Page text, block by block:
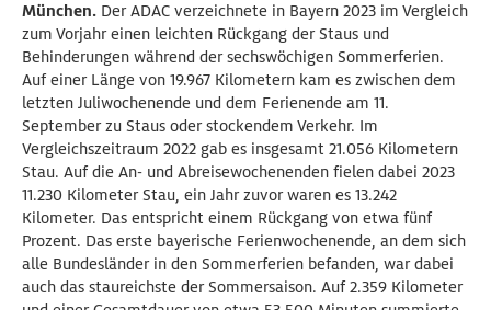
München. Der ADAC verzeichnete in Bayern 2023 im Vergleich
zum Vorjahr einen leichten Rückgang der Staus und
Behinderungen während der sechswöchigen Sommerferien.
Auf einer Länge von 19.967 Kilometern kam es zwischen dem
letzten Juliwochenende und dem Ferienende am 11.
September zu Staus oder stockendem Verkehr. Im
Vergleichszeitraum 2022 gab es insgesamt 21.056 Kilometern
Stau. Auf die An- und Abreisewochenenden fielen dabei 2023
11.230 Kilometer Stau, ein Jahr zuvor waren es 13.242
Kilometer. Das entspricht einem Rückgang von etwa fünf
Prozent. Das erste bayerische Ferienwochenende, an dem sich
alle Bundesländer in den Sommerferien befanden, war dabei
auch das staureichste der Sommersaison. Auf 2.359 Kilometer